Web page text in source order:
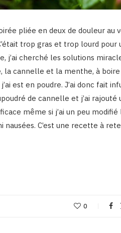
pliée en deux de douleur au
trop gras et trop lourd pour
j’ai cherché les solutions
la cannelle et la menthe, à boire
est en poudre. J’ai donc fait
de cannelle et j’ai
même si j’ai un peu
nausées. C’est une recette à
0